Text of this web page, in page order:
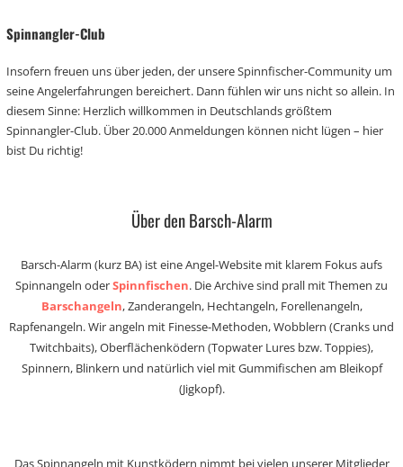
Spinnangler-Club
Insofern freuen uns über jeden, der unsere Spinnfischer-Community um
seine Angelerfahrungen bereichert. Dann fühlen wir uns nicht so allein. In
diesem Sinne: Herzlich willkommen in Deutschlands größtem
Spinnangler-Club. Über 20.000 Anmeldungen können nicht lügen – hier
bist Du richtig!
Über den Barsch-Alarm
Barsch-Alarm (kurz BA) ist eine Angel-Website mit klarem Fokus aufs
Spinnangeln oderSpinnfischen. Die Archive sind prall mit Themen zu
Barschangeln, Zanderangeln, Hechtangeln, Forellenangeln,
Rapfenangeln. Wir angeln mit Finesse-Methoden, Wobblern (Cranks und
Twitchbaits), Oberflächenködern (Topwater Lures bzw. Toppies),
Spinnern, Blinkern und natürlich viel mit Gummifischen am Bleikopf
(Jigkopf).